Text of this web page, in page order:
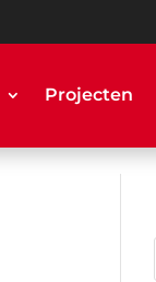
Projecten